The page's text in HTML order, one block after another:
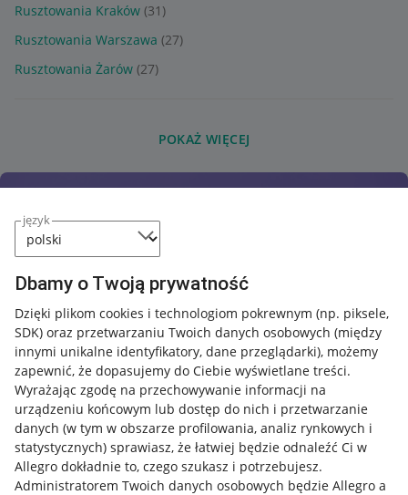
język
Dbamy o Twoją prywatność
Dzięki plikom cookies i technologiom pokrewnym (np. piksele,
SDK) oraz przetwarzaniu Twoich danych osobowych (między
innymi unikalne identyfikatory, dane przeglądarki), możemy
zapewnić, że dopasujemy do Ciebie wyświetlane treści.
Wyrażając zgodę na przechowywanie informacji na
urządzeniu końcowym lub dostęp do nich i przetwarzanie
danych (w tym w obszarze profilowania, analiz rynkowych i
statystycznych) sprawiasz, że łatwiej będzie odnaleźć Ci w
Allegro dokładnie to, czego szukasz i potrzebujesz.
Administratorem Twoich danych osobowych będzie Allegro a
Rusztowania Kraków (31)
Rusztowania Warszawa (27)
Rusztowania Żarów (27)
POKAŻ WIĘCEJ